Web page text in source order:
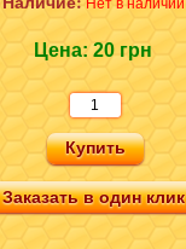
Нет в наличии
Цена: 20 грн
Заказать в один клик